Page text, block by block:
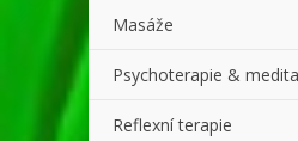
Masáže
Psychoterapie &
Reflexní terapie